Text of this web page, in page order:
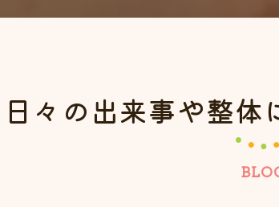
日々の出来事や整